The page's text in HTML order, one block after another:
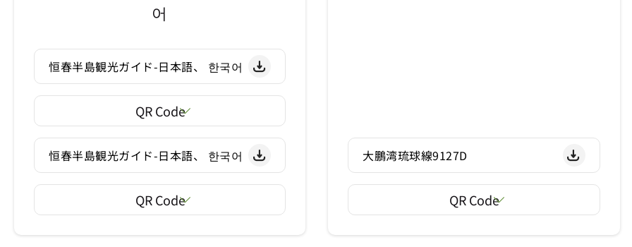
어
恒春半島観光ガイド-日本語、 한국어
QR Code
恒春半島観光ガイド-日本語、 한국어
QR Code
大鵬湾琉球線9127D
QR Code